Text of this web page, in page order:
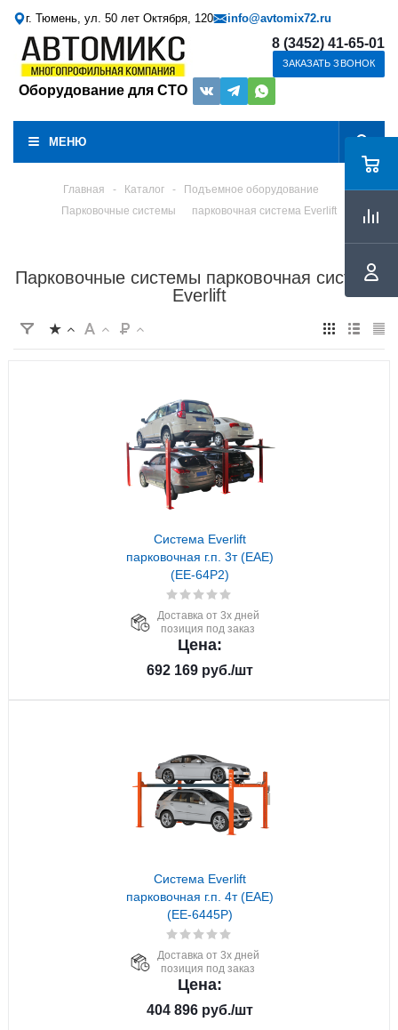
г. Тюмень, ул. 50 лет Октября, 120 info@avtomix72.ru
Оборудование для СТО
8 (3452) 41-65-01
ЗАКАЗАТЬ ЗВОНОК
МЕНЮ
Главная - Каталог -
Подъемное оборудование
Парковочные системы
парковочная система Everlift
Парковочные системы парковочная система
Everlift
Система Everlift
парковочная г.п. 3т (EAE)
(EE-64P2)
Доставка от 3х дней
позиция под заказ
Цена:
692 169руб./шт
Система Everlift
парковочная г.п. 4т (EAE)
(EE-6445P)
Доставка от 3х дней
позиция под заказ
Цена:
404 896руб./шт